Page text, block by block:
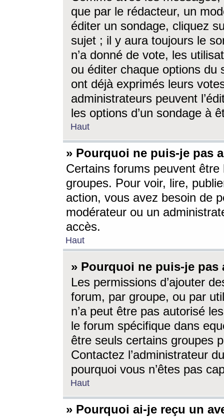
que par le rédacteur, un
éditer un sondage, cliquez
sujet ; il y aura toujours le
n’a donné de vote, les
ou éditer chaque options du
ont déjà exprimés leurs
administrateurs peuvent
les options d’un sondage à
Haut
» Pourquoi ne puis-je pas
Certains forums peuvent être
groupes. Pour voir, lire,
action, vous avez besoin de
modérateur ou un
accès.
Haut
» Pourquoi ne puis-je
Les permissions d’ajouter
forum, par groupe, ou par
n’a peut être pas autorisé
le forum spécifique dans
être seuls certains groupes
Contactez l’administrateur
pourquoi vous n’êtes pas
Haut
» Pourquoi ai-je reçu un